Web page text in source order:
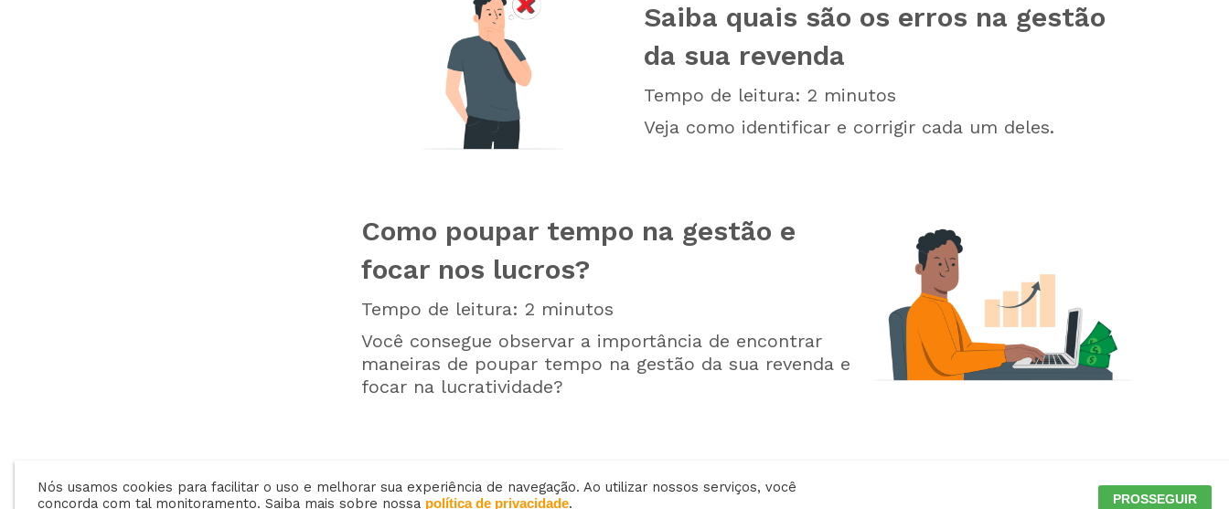
Saiba quais são os erros na gestão
da sua revenda
Tempo de leitura:2 minutos
Veja como identificar e corrigir cada um deles.
Como poupar tempo na gestão e
focar nos lucros?
Tempo de leitura: 2 minutos
Você consegue observar a importância de encontrar
maneiras de poupar tempo na gestão da sua revenda e
focar na lucratividade?
Nós usamos cookies para facilitar o uso e melhorar sua experiência de navegação. Ao utilizar nossos serviços, você
concorda com tal monitoramento. Saiba mais sobre nossa política de privacidade. PROSSEGUIR